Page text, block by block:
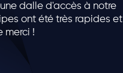
dalle d'accès à notre
ont été très rapides et
merci !